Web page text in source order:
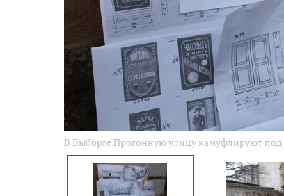
В Выборге Прогонную улицу камуфлируют